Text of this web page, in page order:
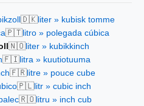
🇩🇰liter » kubisk tomme
🇵🇹litro » polegada cúbica
🇳🇴liter » kubikkinch
🇫🇮litra » kuutiotuuma
🇫🇷litre » pouce cube
🇵🇱litr » cubic inch
🇷🇴litru » inch cub